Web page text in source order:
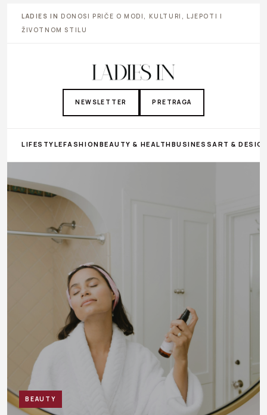
LADIES IN DONOSI PRIČE O MODI, KULTURI, LJEPOTI I
ŽIVOTNOM STILU
NEWSLETTER PRETRAGA
LIFESTYLEFASHIONBEAUTY & HEALTHBUSINESS ART &
BEAUTY